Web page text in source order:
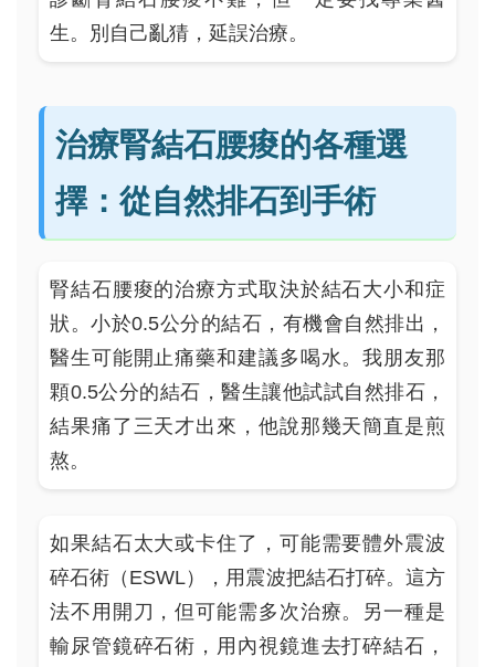
生。別自己亂猜，延誤治療。
治療腎結石腰痠的各種選
擇：從自然排石到手術
腎結石腰痠的治療方式取決於結石大小和症
狀。小於0.5公分的結石，有機會自然排出，
醫生可能開止痛藥和建議多喝水。我朋友那
顆0.5公分的結石，醫生讓他試試自然排石，
結果痛了三天才出來，他說那幾天簡直是煎
熬。
如果結石太大或卡住了，可能需要體外震波
碎石術（ESWL），用震波把結石打碎。這方
法不用開刀，但可能需多次治療。另一種是
輸尿管鏡碎石術，用內視鏡進去打碎結石，